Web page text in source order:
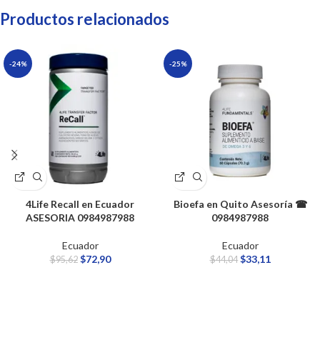
Productos relacionados
-24%
4Life Recall en Ecuador
ASESORIA 0984987988
Ecuador
$95,62 $72,90
-25%
Bioefa en Quito Asesoría ☎
0984987988
Ecuador
$44,04 $33,11